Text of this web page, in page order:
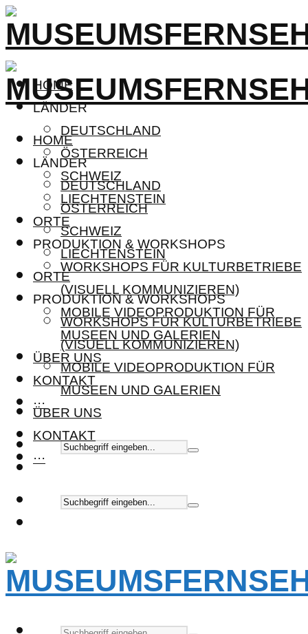
HOME
LÄNDER
DEUTSCHLAND
ÖSTERREICH
SCHWEIZ
LIECHTENSTEIN
ORTE
PRODUKTION & WORKSHOPS
WORKSHOPS FÜR KULTURBETRIEBE
(VISUELL KOMMUNIZIEREN)
MOBILE VIDEOPRODUKTION FÜR
MUSEEN UND GALERIEN
ÜBER UNS
KONTAKT
···
HOME
LÄNDER
DEUTSCHLAND
ÖSTERREICH
SCHWEIZ
LIECHTENSTEIN
ORTE
PRODUKTION & WORKSHOPS
WORKSHOPS FÜR KULTURBETRIEBE
(VISUELL KOMMUNIZIEREN)
MOBILE VIDEOPRODUKTION FÜR
MUSEEN UND GALERIEN
ÜBER UNS
KONTAKT
···